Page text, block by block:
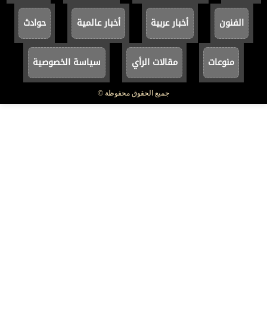
الفنون أخبار عربية أخبار عالمية حوادث
منوعات مقالات الرأي سياسة الخصوصية
جميع الحقوق محفوظة ©